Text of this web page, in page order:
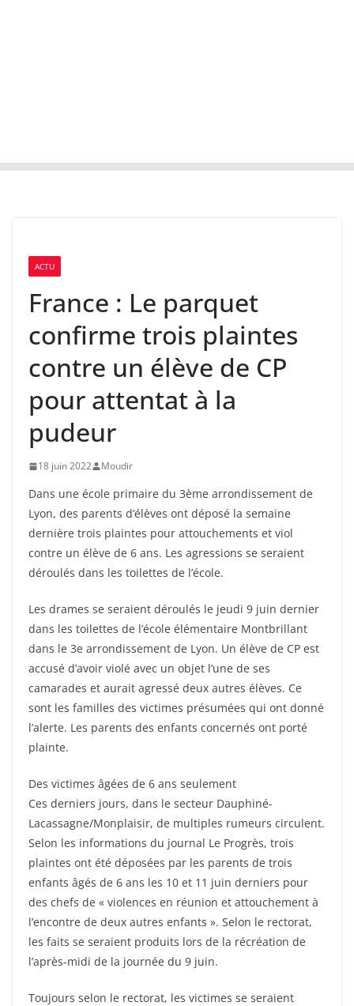
ACTU
France : Le parquet
confirme trois plaintes
contre un élève de CP
pour attentat à la
pudeur
18 juin 2022 Moudir
Dans une école primaire du 3ème arrondissement de
Lyon, des parents d’élèves ont déposé la semaine
dernière trois plaintes pour attouchements et viol
contre un élève de 6 ans. Les agressions se seraient
déroulés dans les toilettes de l’école.
Les drames se seraient déroulés le jeudi 9 juin dernier
dans les toilettes de l’école élémentaire Montbrillant
dans le 3e arrondissement de Lyon. Un élève de CP est
accusé d’avoir violé avec un objet l’une de ses
camarades et aurait agressé deux autres élèves. Ce
sont les familles des victimes présumées qui ont donné
l’alerte. Les parents des enfants concernés ont porté
plainte.
Des victimes âgées de 6 ans seulement
Ces derniers jours, dans le secteur Dauphiné-
Lacassagne/Monplaisir, de multiples rumeurs circulent.
Selon les informations du journal Le Progrès, trois
plaintes ont été déposées par les parents de trois
enfants âgés de 6 ans les 10 et 11 juin derniers pour
des chefs de « violences en réunion et attouchement à
l’encontre de deux autres enfants ». Selon le rectorat,
les faits se seraient produits lors de la récréation de
l’après-midi de la journée du 9 juin.
Toujours selon le rectorat, les victimes se seraient